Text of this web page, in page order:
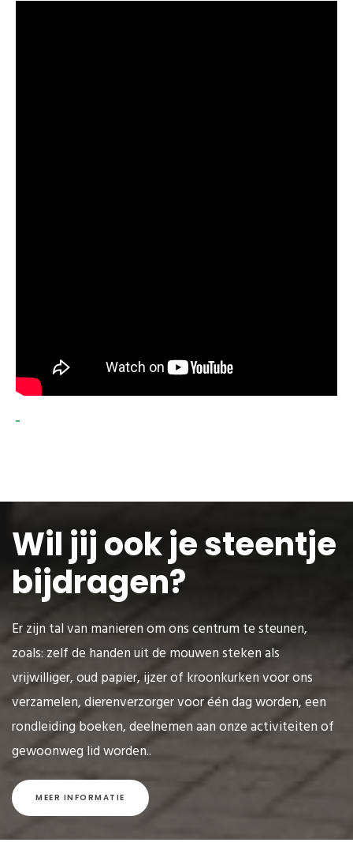
Wil jij ook je steentje
bijdragen?
Er zijn tal van manieren om ons centrum te steunen,
zoals: zelf de handen uit de mouwen steken als
vrijwilliger, oud papier, ijzer of kroonkurken voor ons
verzamelen, dierenverzorger voor één dag worden, een
rondleiding boeken, deelnemen aan onze activiteiten of
gewoonweg lid worden..
MEER INFORMATIE